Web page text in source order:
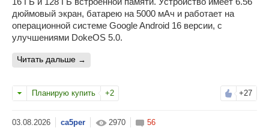
дюймовый экран, батарею на 5000 мАч и работает на
операционной системе Google Android 16 версии, с
улучшениями DokeOS 5.0.
читать дальше
Планирую купить +2 +27
ca5per 2970 56